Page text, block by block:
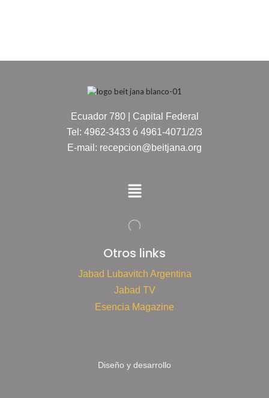
Ecuador 780 | Capital Federal
Tel: 4962-3433 ó 4961-4071/2/3
E-mail: recepcion@beitjana.org
Otros links
Jabad Lubavitch Argentina
Jabad TV
Esencia Magazine
Diseño y desarrollo